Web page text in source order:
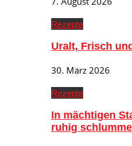
Rezepte
Uralt, Frisch
30. März 2026
Rezepte
In mächtigen
ruhig